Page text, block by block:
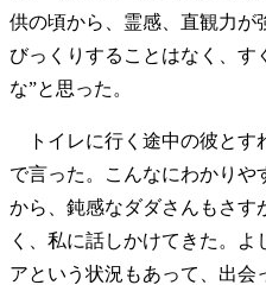
供の頃から、霊感、直観力が
びっくりすることはなく、す
な”と思った。
トイレに行く途中の彼とす
で言った。こんなにわかり
から、鈍感なダダさんもさす
く、私に話しかけてきた。
アという状況もあって、出会